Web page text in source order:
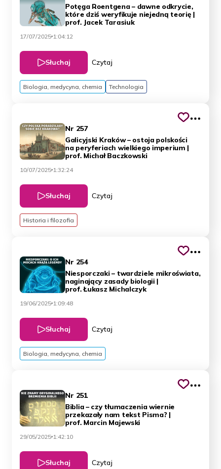
Potęga Roentgena – dawne odkrycie,
które dziś weryfikuje niejedną teorię |
prof. Jacek Tarasiuk
17/07/2025 1:04:12
Słuchaj Czytaj
Biologia, medycyna, chemia Technologia
Nr 257
Galicyjski Kraków – ostoja polskości
na peryferiach wielkiego imperium |
prof. Michał Baczkowski
10/07/2025 1:32:24
Słuchaj Czytaj
Historia i filozofia
Nr 254
Niesporczaki – twardziele mikroświata,
naginający zasady biologii |
prof. Łukasz Michalczyk
19/06/2025 1:09:48
Słuchaj Czytaj
Biologia, medycyna, chemia
Nr 251
Biblia – czy tłumaczenia wiernie
przekazały nam tekst Pisma? |
prof. Marcin Majewski
29/05/2025 1:42:10
Słuchaj Czytaj